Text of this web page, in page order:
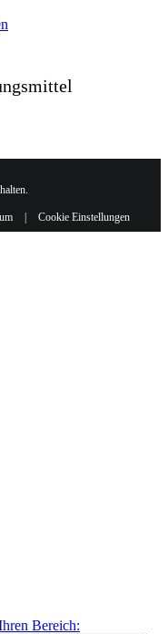
| Cookie Einstellungen
Bereich: